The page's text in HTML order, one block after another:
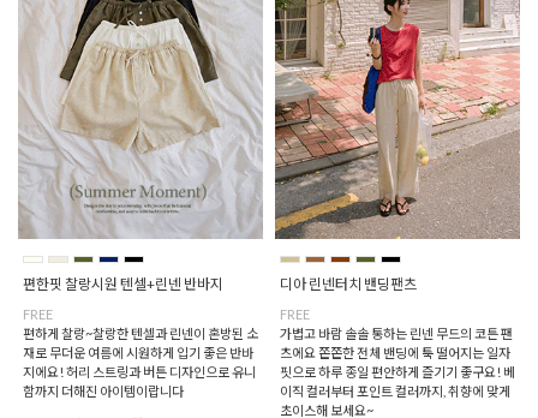
편한핏 찰랑시원 텐셀+린넨 반바지
FREE
편하게 찰랑~찰랑한 텐셀과 린넨이 혼방된 소
재로 무더운 여름에 시원하게 입기 좋은 반바
지에요! 허리 스트링과 버튼 디자인으로 유니
함까지 더해진 아이템이랍니다
디아 린넨터치 밴딩팬츠
FREE
가볍고 바람 솔솔 통하는 린넨 무드의 코튼 팬
츠에요 쫀쫀한 전체 밴딩에 툭 떨어지는 일자
핏으로 하루 종일 편안하게 즐기기 좋구요! 베
이직 컬러부터 포인트 컬러까지, 취향에 맞게
초이스해 보세요~